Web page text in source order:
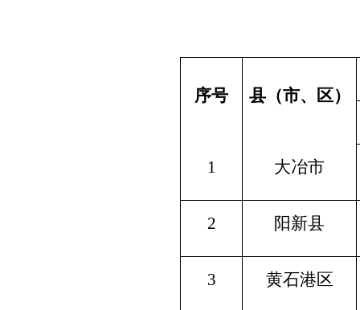
序号 县（市、区）
1 大冶市
2 阳新县
3 黄石港区